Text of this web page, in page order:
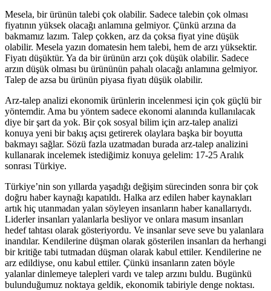
Mesela, bir ürünün talebi çok olabilir. Sadece talebin çok olması
fiyatının yüksek olacağı anlamına gelmiyor. Çünkü arzına da
bakmamız lazım. Talep çokken, arz da çoksa fiyat yine düşük
olabilir. Mesela yazın domatesin hem talebi, hem de arzı yüksektir.
Fiyatı düşüktür. Ya da bir ürünün arzı çok düşük olabilir. Sadece
arzın düşük olması bu ürününün pahalı olacağı anlamına gelmiyor.
Talep de azsa bu ürünün piyasa fiyatı düşük olabilir.
Arz-talep analizi ekonomik ürünlerin incelenmesi için çok güçlü bir
yöntemdir. Ama bu yöntem sadece ekonomi alanında kullanılacak
diye bir şart da yok. Bir çok sosyal bilim için arz-talep analizi
konuya yeni bir bakış açısı getirerek olaylara başka bir boyutta
bakmayı sağlar. Sözü fazla uzatmadan burada arz-talep analizini
kullanarak incelemek istediğimiz konuya gelelim: 17-25 Aralık
sonrası Türkiye.
Türkiye’nin son yıllarda yaşadığı değişim sürecinden sonra bir çok
doğru haber kaynağı kapatıldı. Halka arz edilen haber kaynakları
artık hiç utanmadan yalan söyleyen insanların haber kanallarıydı.
Liderler insanları yalanlarla besliyor ve onlara masum insanları
hedef tahtası olarak gösteriyordu. Ve insanlar seve seve bu yalanlara
inandılar. Kendilerine düşman olarak gösterilen insanları da herhangi
bir kritiğe tabi tutmadan düşman olarak kabul ettiler. Kendilerine ne
arz edildiyse, onu kabul ettiler. Çünkü insanların zaten böyle
yalanlar dinlemeye talepleri vardı ve talep arzını buldu. Bugünkü
bulunduğumuz noktaya geldik, ekonomik tabiriyle denge noktası.